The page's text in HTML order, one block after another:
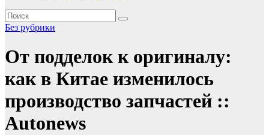
Без рубрики
От подделок к оригиналу:
как в Китае изменилось
производство запчастей ::
Autonews